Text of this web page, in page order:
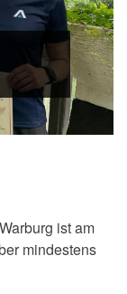
ist am
mindestens